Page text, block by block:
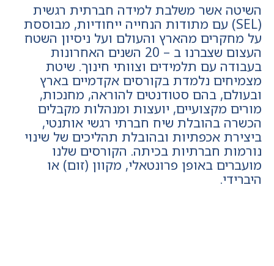
השיטה אשר משלבת למידה חברתית רגשית
(SEL) עם מתודות הנחייה ייחודיות, מבוססת
על מחקרים מהארץ והעולם ועל ניסיון השטח
העצום שצברנו ב – 20 השנים האחרונות
בעבודה עם תלמידים וצוותי חינוך. שיטת
מצמיחים נלמדת בקורסים אקדמיים בארץ
ובעולם, בהם סטודנטים להוראה, מחנכות,
מורים מקצועיים, יועצות ומנהלות מקבלים
הכשרה בהובלת שיח חברתי רגשי אותנטי,
ביצירת אכפתיות ובהובלת תהליכים של שינוי
נורמות חברתיות בכיתה. הקורסים שלנו
מועברים באופן פרונטאלי, מקוון (זום) או
היברידי.